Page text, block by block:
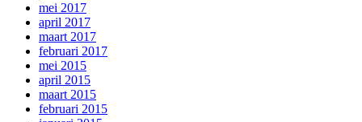
mei 2017
april 2017
maart 2017
februari 2017
mei 2015
april 2015
maart 2015
februari 2015